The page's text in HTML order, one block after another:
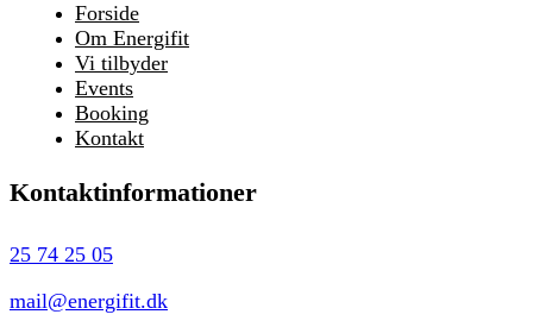
Forside
Om Energifit
Vi tilbyder
Events
Booking
Kontakt
Kontaktinformationer
25 74 25 05
mail@energifit.dk